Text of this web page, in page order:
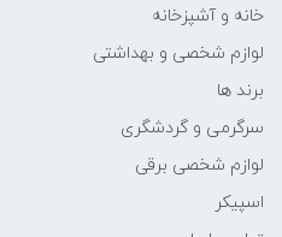
خانه و آشپزخانه
لوازم شخصی و بهداشتی
برند ها
سرگرمی و گردشگری
لوازم شخصی برقی
اسپیکر